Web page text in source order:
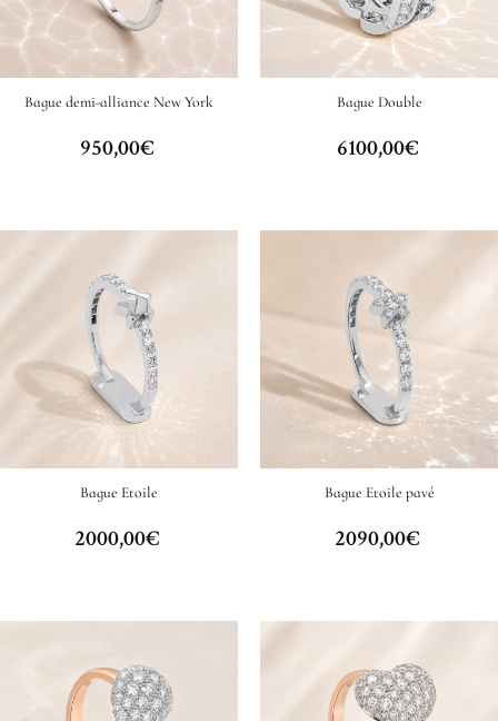
Bague demi-alliance New York
950,00€
Bague Double
6100,00€
Bague Etoile
2000,00€
Bague Etoile pavé
2090,00€